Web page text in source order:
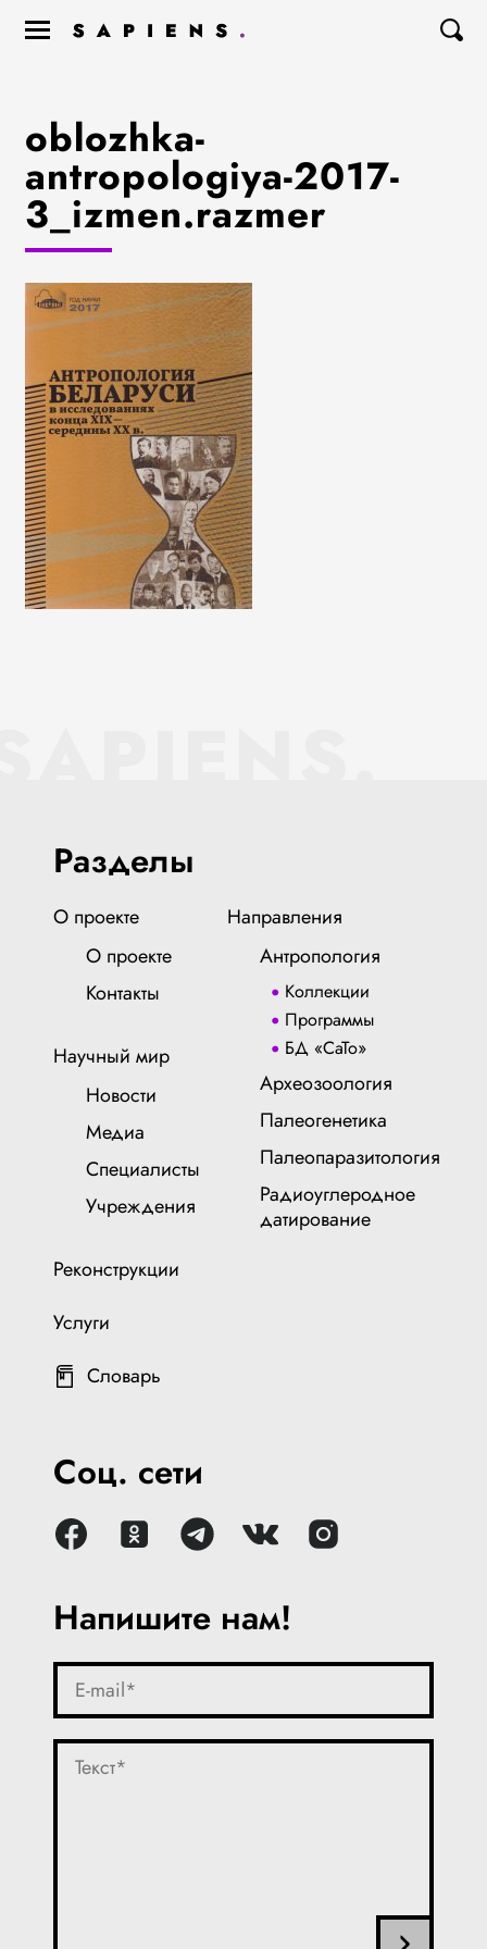
oblozhka-
antropologiya-2017-
3_izmen.razmer
Напишите нам!
Разделы
О проекте
О проекте
Контакты
Научный мир
Новости
Медиа
Специалисты
Учреждения
Реконструкции
Услуги
Словарь
Направления
Антропология
Коллекции
Программы
БД «СаТо»
Археозоология
Палеогенетика
Палеопаразитология
Радиоуглеродное
датирование
Соц. сети